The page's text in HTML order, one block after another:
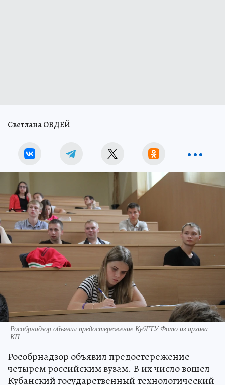
Светлана ОВДЕЙ
Рособрнадзор объявил предостережение КубГТУ Фото из архива
КП
Рособрнадзор объявил предостережение
четырем российским вузам. В их число вошел
Кубанский государственный технологический